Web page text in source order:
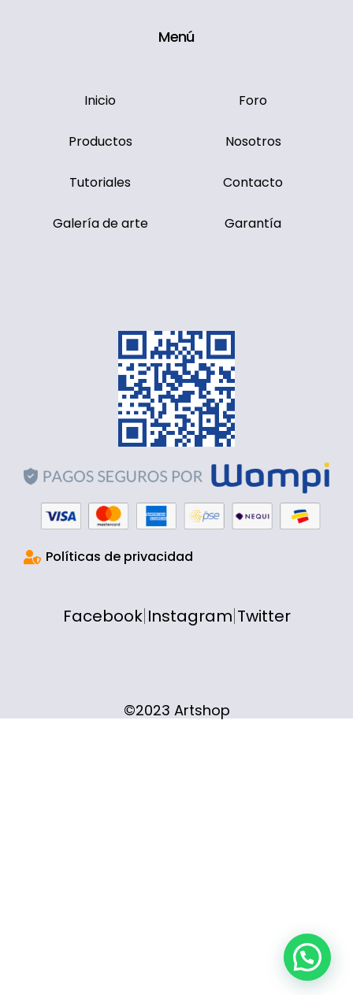
Menú
Inicio
Productos
Tutoriales
Galería de arte
Foro
Nosotros
Contacto
Garantía
Políticas de privacidad
Facebook Instagram Twitter
©2023 Artshop